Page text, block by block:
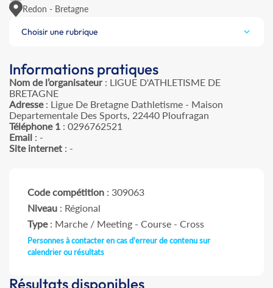
Redon - Bretagne
Choisir une rubrique
Informations pratiques
Nom de l’organisateur: LIGUE D'ATHLETISME DE
BRETAGNE
Adresse: Ligue De Bretagne Dathletisme - Maison
Departementale Des Sports, 22440 Ploufragan
Téléphone 1 : 0296762521
Email : -
Site internet : -
Code compétition : 309063
Niveau : Régional
Type: Marche / Meeting - Course - Cross
Personnes à contacter en cas d'erreur de contenu sur
calendrier ou résultats
Résultats disponibles